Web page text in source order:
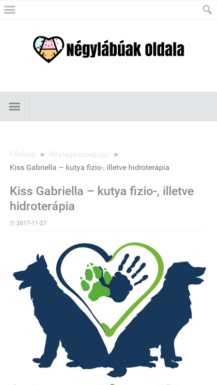
Főoldal > Állategészségügy
>
Kiss Gabriella – kutya fizio-, illetve hidroterápia
Kiss Gabriella – kutya fizio-, illetve
hidroterápia
2017-11-27